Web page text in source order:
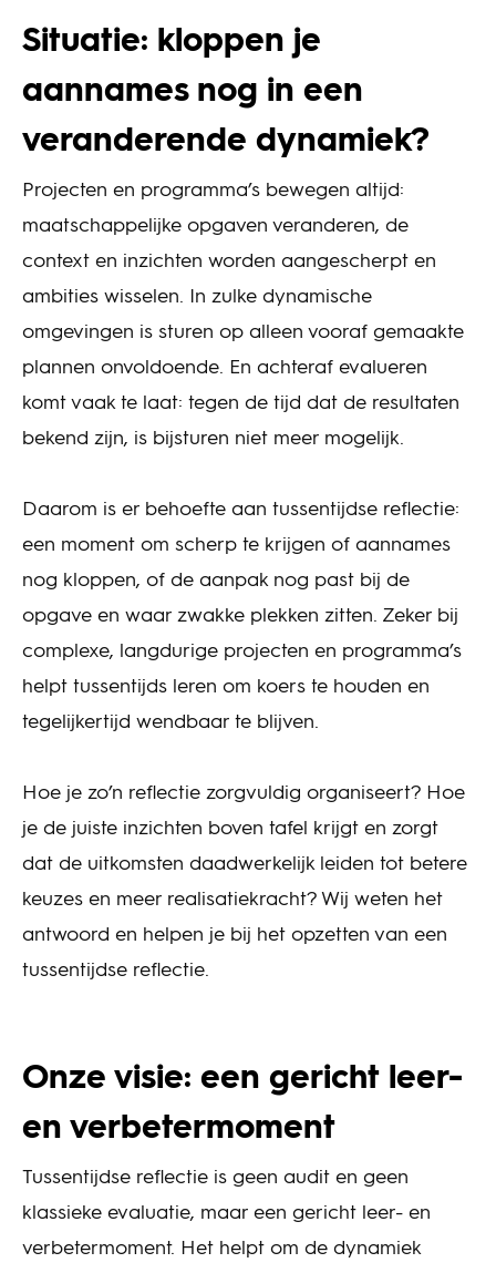
Situatie: kloppen je
aannames nog in een
veranderende dynamiek?
Projecten en programma’s bewegen altijd:
maatschappelijke opgaven veranderen, de
context en inzichten worden aangescherpt en
ambities wisselen. In zulke dynamische
omgevingen is sturen op alleen vooraf gemaakte
plannen onvoldoende. En achteraf evalueren
komt vaak te laat: tegen de tijd dat de resultaten
bekend zijn, is bijsturen niet meer mogelijk.
Daarom is er behoefte aan tussentijdse reflectie:
een moment om scherp te krijgen of aannames
nog kloppen, of de aanpak nog past bij de
opgave en waar zwakke plekken zitten. Zeker bij
complexe, langdurige projecten en programma’s
helpt tussentijds leren om koers te houden en
tegelijkertijd wendbaar te blijven.
Hoe je zo’n reflectie zorgvuldig organiseert? Hoe
je de juiste inzichten boven tafel krijgt en zorgt
dat de uitkomsten daadwerkelijk leiden tot betere
keuzes en meer realisatiekracht? Wij weten het
antwoord en helpen je bij het opzetten van een
tussentijdse reflectie.
Onze visie: een gericht leer-
en verbetermoment
Tussentijdse reflectie is geen audit en geen
klassieke evaluatie, maar een gericht leer- en
verbetermoment. Het helpt om de dynamiek